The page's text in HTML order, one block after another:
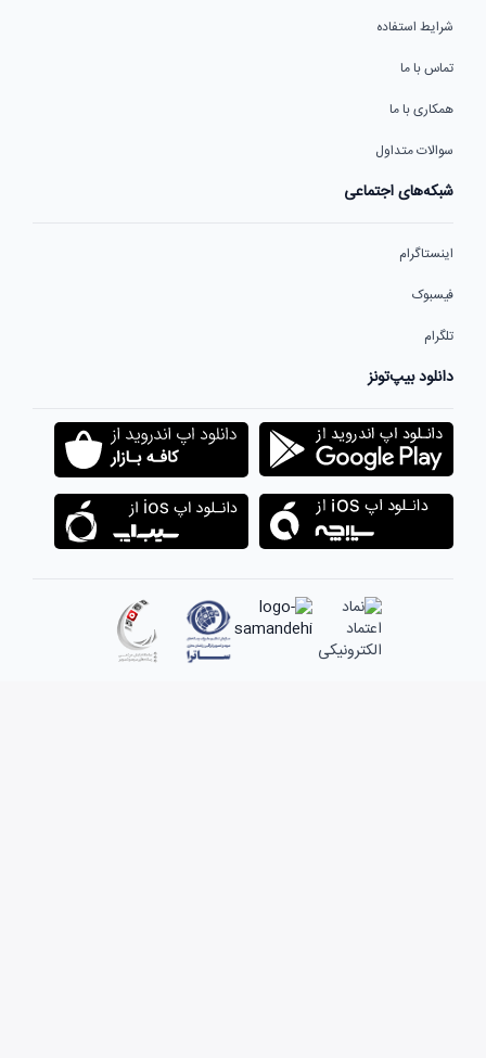
شرایط استفاده
تماس با ما
همکاری با ما
سوالات متداول
شبکه‌های اجتماعی
اینستاگرام
فیسبوک
تلگرام
دانلود بیپ‌تونز